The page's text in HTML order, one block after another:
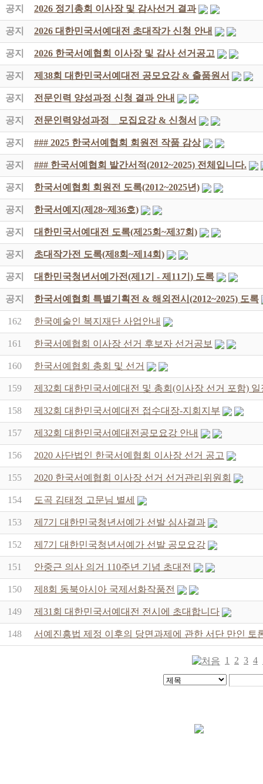
공지 2026 정기총회 이사장 및 감사선거 결과
공지 2026 대한민국서예대전 초대작가 신청 안내
공지 2026 한국서예협회 이사장 및 감사 선거공고
공지 제38회 대한민국서예대전 공모요강 & 출품원서
공지 전문인력 양성과정 신청 결과 안내
공지 전문인력양성과정 _ 모집요강 & 신청서
공지 ### 2025 한국서예협회 회원전 작품 감상
공지 ### 한국서예협회 발간서적(2012~2025) 전체입니다.
공지 한국서예협회 회원전 도록(2012~2025년)
공지 한국서예지(제28~제36호)
공지 대한민국서예대전 도록(제25회~제37회)
공지 초대작가전 도록(제8회~제14회)
공지 대한민국청년서예가전(제1기 - 제11기) 도록
공지 한국서예협회 특별기획전 & 해외전시(2012~2025) 도록
162 한국예술인 복지재단 사업안내
161 한국서예협회 이사장 선거 후보자 선거공보
160 한국서예협회 총회 및 선거
159 제32회 대한민국서예대전 및 총회(이사장 선거 포함) 일
158 제32회 대한민국서예대전 접수대장-지회지부
157 제32회 대한민국서예대전공모요강 안내
156 2020 사단법인 한국서예협회 이사장 선거 공고
155 2020 한국서예협회 이사장 선거 선거관리위원회
154 도곡 김태정 고문님 별세
153 제7기 대한민국청년서예가 선발 심사결과
152 제7기 대한민국청년서예가 선발 공모요강
151 안중근 의사 의거 110주년 기념 초대전
150 제8회 동북아시아 국제서화작품전
149 제31회 대한민국서예대전 전시에 초대합니다
148 서예진흥법 제정 이후의 당면과제에 관한 서단 만인 토
1 2 3 4